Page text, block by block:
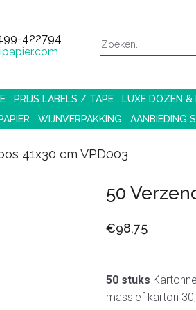
422794
PRIJS LABELS / TAPE LUXE DOZEN &
WIJNVERPAKKING AANBIEDING
41x30 cm VPD003
50
€98,75
50 stuks
massief karton